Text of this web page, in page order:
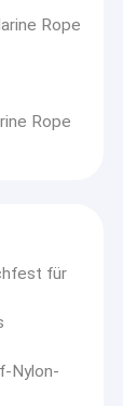
Rope
Rope
für
Nylon-